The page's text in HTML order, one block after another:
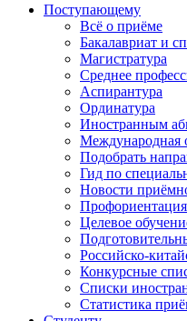
Поступающему
Всё о приёме
Бакалавриат и
Магистратура
Среднее
Аспирантура
Ординатура
Иностранным
Международная
Подобрать
Гид по
Новости
Целевое
Российско-
Конкурсные
Списки
Статистика